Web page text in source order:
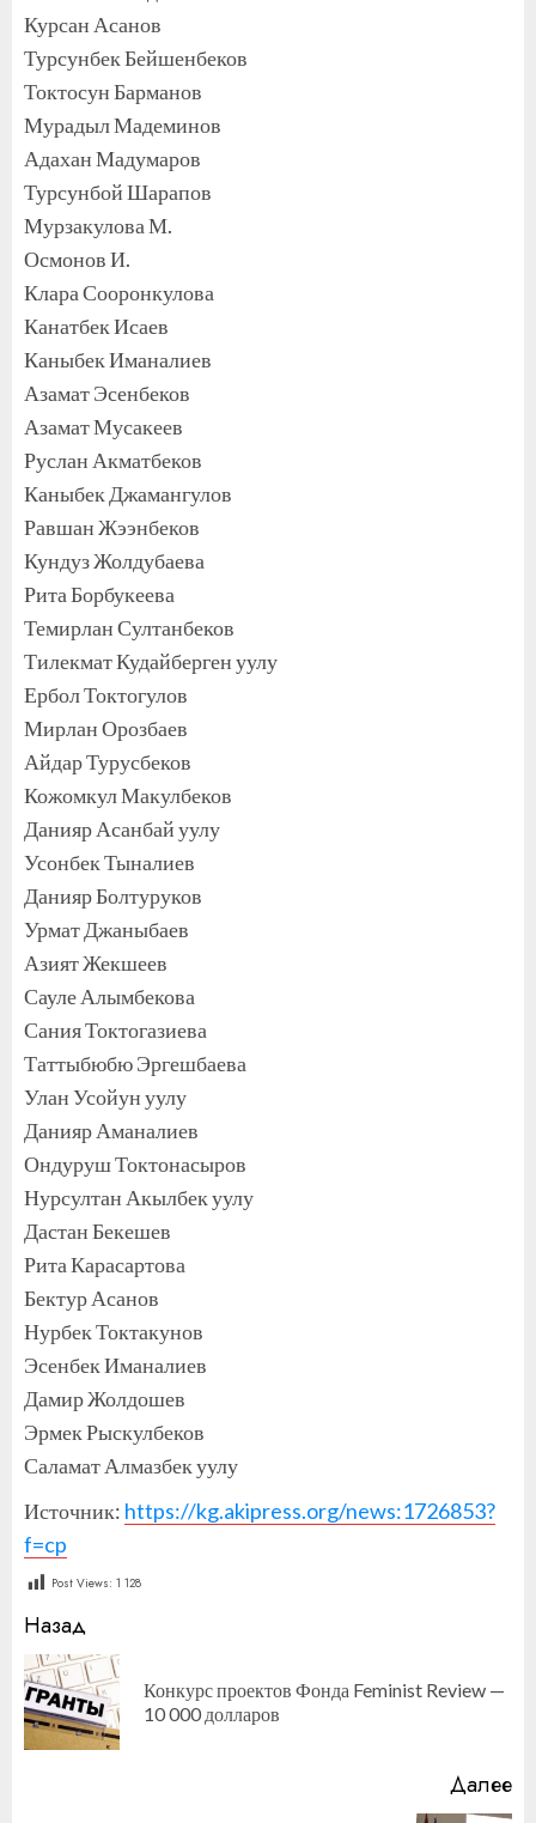
Курсан Асанов
Турсунбек Бейшенбеков
Токтосун Барманов
Мурадыл Мадеминов
Адахан Мадумаров
Турсунбой Шарапов
Мурзакулова М.
Осмонов И.
Клара Сооронкулова
Канатбек Исаев
Каныбек Иманалиев
Азамат Эсенбеков
Азамат Мусакеев
Руслан Акматбеков
Каныбек Джамангулов
Равшан Жээнбеков
Кундуз Жолдубаева
Рита Борбукеева
Темирлан Султанбеков
Тилекмат Кудайберген уулу
Ербол Токтогулов
Мирлан Орозбаев
Айдар Турусбеков
Кожомкул Макулбеков
Данияр Асанбай уулу
Усонбек Тыналиев
Данияр Болтуруков
Урмат Джаныбаев
Азият Жекшеев
Сауле Алымбекова
Сания Токтогазиева
Таттыбюбю Эргешбаева
Улан Усойун уулу
Данияр Аманалиев
Ондуруш Токтонасыров
Нурсултан Акылбек уулу
Дастан Бекешев
Рита Карасартова
Бектур Асанов
Нурбек Токтакунов
Эсенбек Иманалиев
Дамир Жолдошев
Эрмек Рыскулбеков
Саламат Алмазбек уулу
Источник: https://kg.akipress.org/news:1726853?
f=cp
Post Views: 1 128
Продолжить
чтение
Назад
Конкурс проектов Фонда Feminist Review —
10 000 долларов
Далее